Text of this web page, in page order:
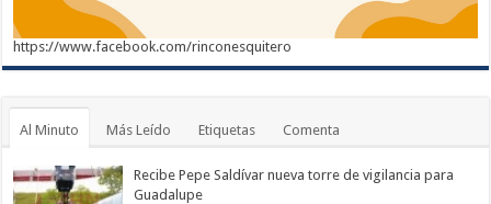
https://www.facebook.com/rinconesquitero
Al Minuto Más Leído Etiquetas Comenta
Recibe Pepe Saldívar nueva torre de vigilancia para
Guadalupe